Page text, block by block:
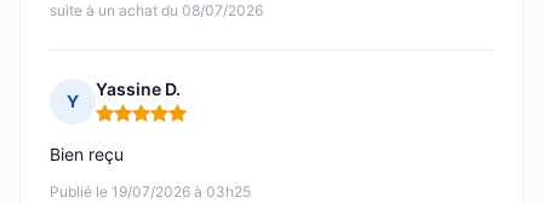
suite à un achat du 08/07/2026
Y
Yassine D.
Note : 5 sur 5
Publié le 19/07/2026 à 03h25
Bien reçu